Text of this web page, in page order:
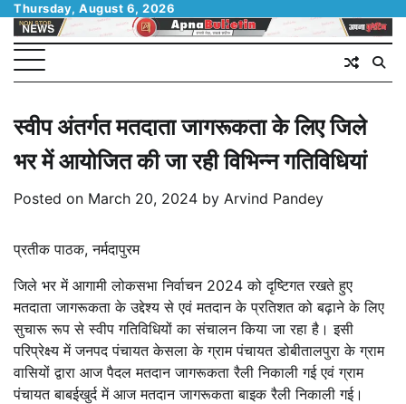
Skip
content
Thursday, August 6, 2026
स्वीप अंतर्गत मतदाता जागरूकता के लिए जिले
भर में आयोजित की जा रही विभिन्न गतिविधियां
Posted on March 20, 2024 by Arvind Pandey
प्रतीक पाठक, नर्मदापुरम
जिले भर में आगामी लोकसभा निर्वाचन 2024 को दृष्टिगत रखते हुए
मतदाता जागरूकता के उद्देश्य से एवं मतदान के प्रतिशत को बढ़ाने के लिए
सुचारू रूप से स्वीप गतिविधियों का संचालन किया जा रहा है। इसी
परिप्रेक्ष्य में जनपद पंचायत केसला के ग्राम पंचायत डोबीतालपुरा के ग्राम
वासियों द्वारा आज पैदल मतदान जागरूकता रैली निकाली गई एवं ग्राम
पंचायत बाबईखुर्द में आज मतदान जागरूकता बाइक रैली निकाली गई।